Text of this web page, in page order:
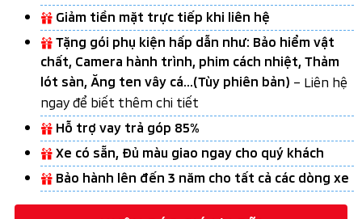
Giảm tiền mặt trực tiếp khi liên hệ
Tặng gói phụ kiện hấp dẫn như: Bảo hiểm vật
chất, Camera hành trình, phim cách nhiệt, Thảm
lót sàn, Ăng ten vây cá...(Tùy phiên bản) – Liên hệ
ngay để biết thêm chi tiết
Hỗ trợ vay trả góp 85%
Xe có sẵn, Đủ màu giao ngay cho quý khách
Bảo hành lên đến 3 năm cho tất cả các dòng xe